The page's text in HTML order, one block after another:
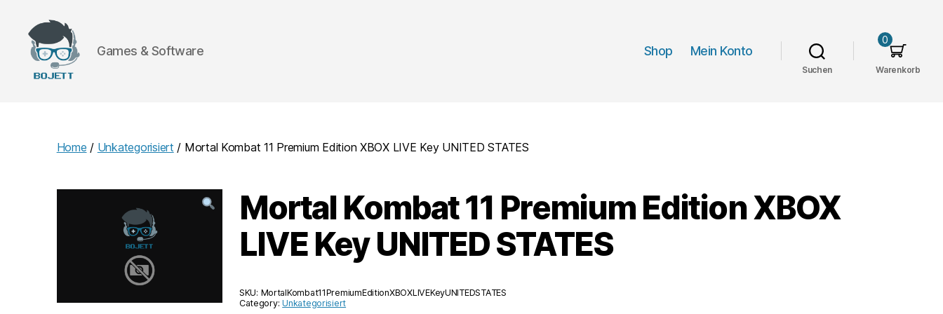
Games & Software Shop Mein Konto
Suchen Warenkorb
0
Home / Unkategorisiert / Mortal Kombat 11 Premium Edition XBOX LIVE Key UNITED STATES
Mortal Kombat 11 Premium Edition XBOX
LIVE Key UNITED STATES
SKU: MortalKombat11PremiumEditionXBOXLIVEKeyUNITEDSTATES
Category:Unkategorisiert